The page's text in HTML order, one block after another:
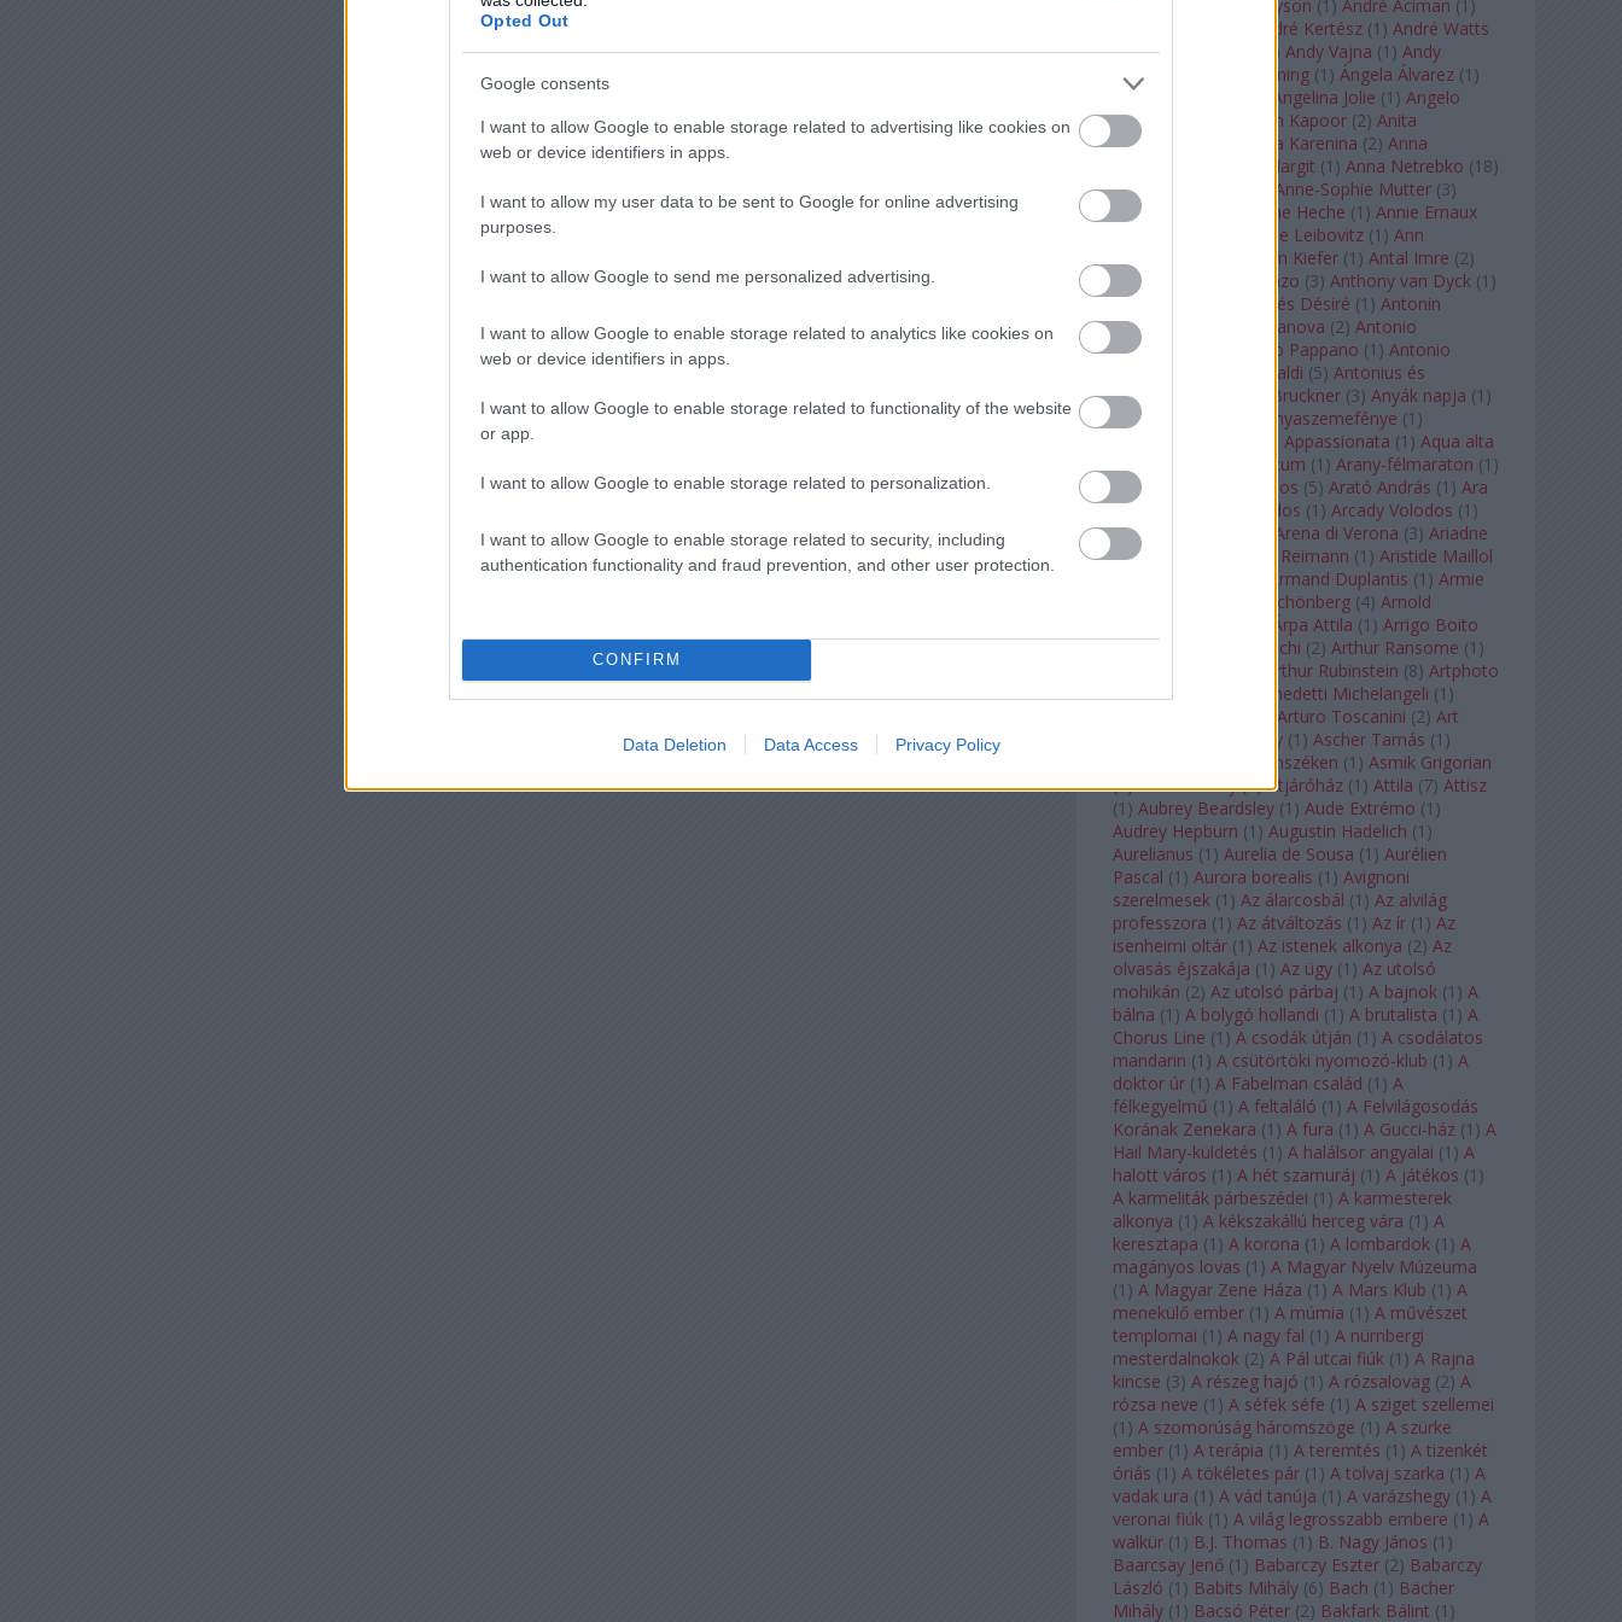
Opted Out
Google consents
I want to allow Google to enable storage related to advertising like cookies on
web or device identifiers in apps.
I want to allow my user data to be sent to Google for online advertising
purposes.
I want to allow Google to send me personalized advertising.
I want to allow Google to enable storage related to analytics like cookies on
web or device identifiers in apps.
I want to allow Google to enable storage related to functionality of the website
or app.
I want to allow Google to enable storage related to personalization.
I want to allow Google to enable storage related to security, including
authentication functionality and fraud prevention, and other user protection.
CONFIRM
Data Deletion Data Access Privacy Policy
Staples
Andrew Tyson (1 ) André Aciman (1 )
André Kertész (1 ) André Watts
(1) Andris Nelsons ) Andy Vajna (1 ) Andy
Warhol
Anette Bening (1 ) Ángela Álvarez (1 )
Angela Lansbury
Angelina Jolie (1 ) Angelo
Badalamenti
Anish Kapoor (2) Anita
Rachvelishvili
Anna Karenina (2) Anna
Anna Margit (1 ) Anna Netrebko (18)
Anna Vinnitskaya
Anne-Sophie Mutter (3)
Anner Bylsma
Anne Heche (1 ) Annie Ernaux
Annie Leibovitz (1 ) Ann
Anselm Kiefer (1 ) Antal Imre (2)
Anthony Roth Costanzo (3) Anthony van Dyck (1 )
Antinous
Antoine és Désiré (1 ) Antonin
Dvorák
Antonio Canova (2) Antonio
Margheriti
Antonio Pappano (1 ) Antonio
Antonio Vivaldi (5) Antonius és
Kleopátra
Anton Bruckner (3) Anyák napja (1 )
Anyám tyúkja 2
Anyaszemefénye (1 )
Appassionata (1 ) Aqua alta
Aquincum (1 ) Arany-félmaraton (1 )
Aranytíz
Arany János (5) Arató András (1 ) Ara
Pacis
Arcadi Volodos (1 ) Arcady Volodos (1 )
Arcangelo Corelli
Arena di Verona (3) Ariadne
auf Naxos
Aribert Reimann (1 ) Aristide Maillol
Armand Duplantis (1 ) Armie
Arnold Schönberg (4) Arnold
Árpa Attila (1 ) Arrigo Boito
(2) Artemisia Gentileschi (2) Arthur Ransome (1 )
Arthur Rubinstein (8) Artphoto
Galéria
Arturo Benedetti Michelangeli (1 )
Arturo Toscanini (2) Art
Art Shay (1 ) Ascher Tamás (1 )
Ascher Tamás Háromszéken (1 ) Asmik Grigorian
(2) Asteroid City (1) Átjáróház (1 ) Attila (7) Attisz
(1 ) Aubrey Beardsley (1 ) Aude Extrémo (1 )
Audrey Hepburn (1 ) Augustin Hadelich (1 )
Aurelianus (1 ) Aurelia de Sousa (1 ) Aurélien
Pascal (1 ) Aurora borealis (1 ) Avignoni
szerelmesek (1 ) Az álarcosbál (1 ) Az alvilág
professzora (1 ) Az átváltozás (1 ) Az ír (1 ) Az
isenheimi oltár (1 ) Az istenek alkonya (2) Az
olvasás éjszakája (1 ) Az ügy (1 ) Az utolsó
mohikán (2) Az utolsó párbaj (1 ) A bajnok (1 ) A
bálna (1 ) A bolygó hollandi (1 ) A brutalista (1 ) A
Chorus Line (1 ) A csodák útján (1 ) A csodálatos
mandarin (1 ) A csütörtöki nyomozó-klub (1 ) A
doktor úr (1 ) A Fabelman család (1 ) A
félkegyelmű (1 ) A feltaláló (1 ) A Felvilágosodás
Korának Zenekara (1 ) A fura (1 ) A Gucci-ház (1 ) A
Hail Mary-küldetés (1 ) A halálsor angyalai (1 ) A
halott város (1 ) A hét szamuráj (1 ) A játékos (1 )
A karmeliták párbeszédei (1 ) A karmesterek
alkonya (1 ) A kékszakállú herceg vára (1 ) A
keresztapa (1 ) A korona (1 ) A lombardok (1 ) A
magányos lovas (1 ) A Magyar Nyelv Múzeuma
(1 ) A Magyar Zene Háza (1 ) A Mars Klub (1 ) A
menekülő ember (1 ) A múmia (1 ) A művészet
templomai (1 ) A nagy fal (1 ) A nürnbergi
mesterdalnokok (2) A Pál utcai fiúk (1 ) A Rajna
kincse (3) A részeg hajó (1 ) A rózsalovag (2) A
rózsa neve (1 ) A séfek séfe (1 ) A sziget szellemei
(1 ) A szomorúság háromszöge (1 ) A szürke
ember (1 ) A terápia (1 ) A teremtés (1 ) A tizenkét
óriás (1 ) A tökéletes pár (1 ) A tolvaj szarka (1 ) A
vadak ura (1 ) A vád tanúja (1 ) A varázshegy (1 ) A
veronai fiúk (1 ) A világ legrosszabb embere (1 ) A
walkür (1 ) B.J. Thomas (1 ) B. Nagy János (1 )
Baarcsay Jenő (1 ) Babarczy Eszter (2) Babarczy
László (1 ) Babits Mihály (6) Bach (1 ) Bächer
Mihály (1 ) Bacsó Péter (2) Bakfark Bálint (1 )